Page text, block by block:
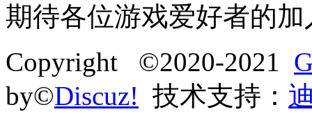
期待各位游戏爱好者的加
Copyright ©2020-2021
by©Discuz! 技术支持：